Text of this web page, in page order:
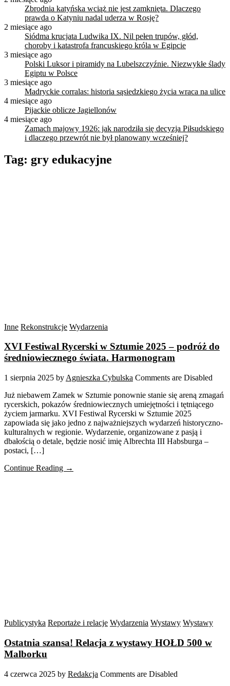
Zbrodnia katyńska wciąż nie jest zamknięta. Dlaczego
prawda o Katyniu nadal uderza w Rosję?
2 miesiące ago
Siódma krucjata Ludwika IX. Nil pełen trupów, głód,
choroby i katastrofa francuskiego króla w Egipcie
3 miesiące ago
Polski Luksor i piramidy na Lubelszczyźnie. Niezwykłe ślady
Egiptu w Polsce
3 miesiące ago
Madryckie corralas: historia sąsiedzkiego życia wraca na ulice
4 miesiące ago
Pijackie oblicze Jagiellonów
4 miesiące ago
Zamach majowy 1926: jak narodziła się decyzja Piłsudskiego
i dlaczego przewrót nie był planowany wcześniej?
Tag: gry edukacyjne
Inne Rekonstrukcje Wydarzenia
XVI Festiwal Rycerski w Sztumie 2025 – podróż do
średniowiecznego świata. Harmonogram
1 sierpnia 2025 by Agnieszka Cybulska Comments are Disabled
Już niebawem Zamek w Sztumie ponownie stanie się areną zmagań
rycerskich, pokazów średniowiecznych umiejętności i tętniącego
życiem jarmarku. XVI Festiwal Rycerski w Sztumie 2025
zapowiada się jako jedno z najważniejszych wydarzeń historyczno-
kulturalnych w regionie. Wydarzenie, organizowane z pasją i
dbałością o detale, będzie nosić imię Albrechta III Habsburga –
postaci, […]
Continue Reading →
Publicystyka Reportaże i relacje Wydarzenia Wystawy Wystawy
Ostatnia szansa! Relacja z wystawy HOŁD 500 w
Malborku
4 czerwca 2025 by Redakcja Comments are Disabled